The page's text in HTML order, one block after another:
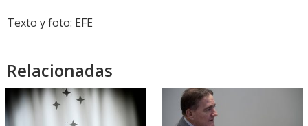
Texto y foto: EFE
Relacionadas